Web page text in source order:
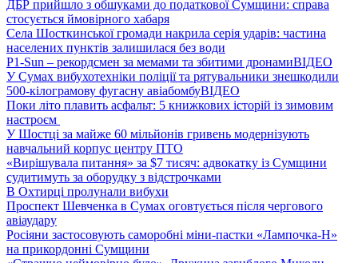
ДБР прийшло з обшуками до податкової Сумщини: справа
стосується ймовірного хабаря
Села Шосткинської громади накрила серія ударів: частина
населених пунктів залишилася без води
P1-Sun – рекордсмен за мемами та збитими дронамиВІДЕО
У Сумах вибухотехніки поліції та рятувальники знешкодили
500-кілограмову фугасну авіабомбуВІДЕО
Поки літо плавить асфальт: 5 книжкових історій із зимовим
настроєм
У Шостці за майже 60 мільйонів гривень модернізують
навчальний корпус центру ПТО
«Вирішувала питання» за $7 тисяч: адвокатку із Сумщини
судитимуть за оборудку з відстрочками
В Охтирці пролунали вибухи
Проспект Шевченка в Сумах оговтується після чергового
авіаудару
Росіяни застосовують саморобні міни-пастки «Лампочка-Н»
на прикордонні Сумщини